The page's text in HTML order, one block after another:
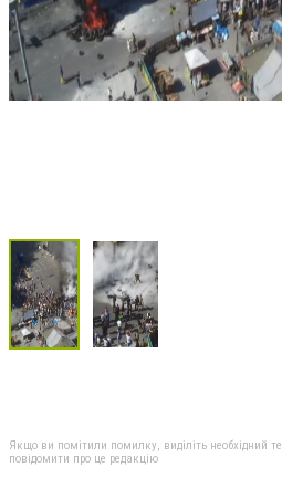
Якщо ви помітили помилку, виділіть необхідний
повідомити про це редакцію